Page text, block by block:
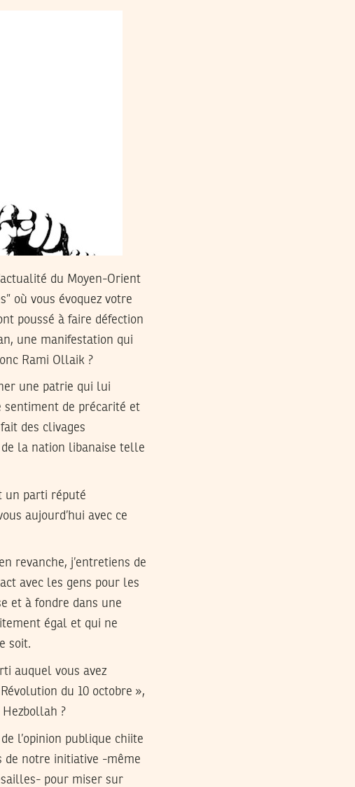
du Moyen-Orient
où vous évoquez votre
poussé à faire défection
une manifestation qui
Rami Ollaik ?
une patrie qui lui
sentiment de précarité et
des clivages
la nation libanaise telle
un parti réputé
aujourd’hui avec ce
revanche, j’entretiens de
avec les gens pour les
et à fondre dans une
égal et qui ne
soit.
auquel vous avez
du 10 octobre »,
?
l’opinion publique chiite
de notre initiative -même
pour miser sur